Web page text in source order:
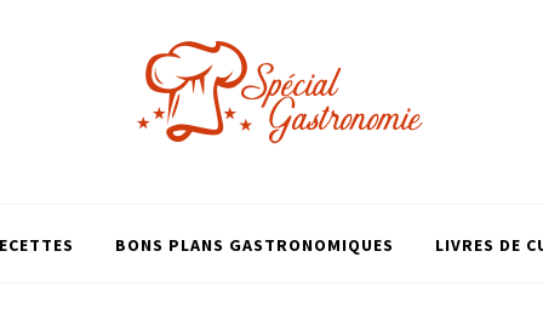
BONS PLANS GASTRONOMIQUES LIVRES DE